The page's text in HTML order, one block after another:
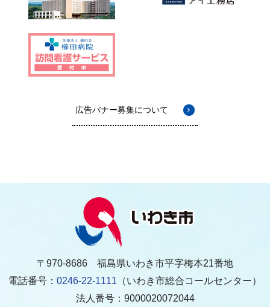
広告バナー募集について
〒970-8686 福島県いわき市平字梅本21番地
電話番号： 0246-22-1111 （いわき市総合コールセンター）
法人番号：9000020072044